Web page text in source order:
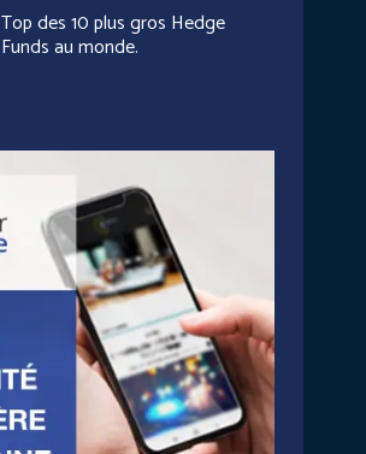
Top des 10 plus gros Hedge
Funds au monde.